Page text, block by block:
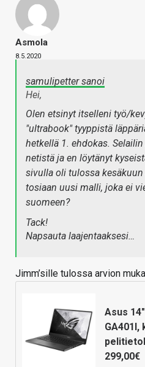
Asmola
8.5.2020
samulipetter sanoi
Hei,
Olen etsinyt itselleni työ/
"ultrabook" tyyppistä
hetkellä 1. ehdokas.
netistä ja en löytänyt
sivulla oli tulossa kesäkuun
tosiaan uusi malli, joka ei
suomeen?
Tack!
Napsauta laajentaaksesi…
Jimm’sille tulossa arvion
Asus
GA401I,
299,00€